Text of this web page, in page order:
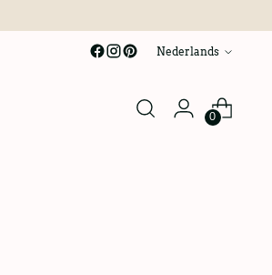
taal
Nederlands
0